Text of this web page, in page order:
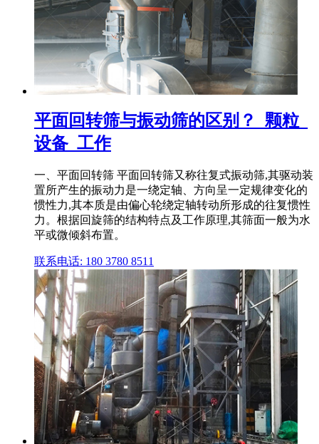
平面回转筛与振动筛的区别？_颗粒_
设备_工作
一、平面回转筛 平面回转筛又称往复式振动筛,其驱动装
置所产生的振动力是一绕定轴、方向呈一定规律变化的
惯性力,其本质是由偏心轮绕定轴转动所形成的往复惯性
力。根据回旋筛的结构特点及工作原理,其筛面一般为水
平或微倾斜布置。
联系电话: 180 3780 8511